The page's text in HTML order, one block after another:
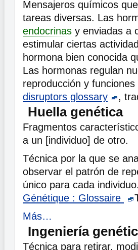
Mensajeros químicos
tareas diversas. Las
endocrinas y enviadas a
estimular ciertas
hormona bien conocida
Las hormonas regulan
reproducción y
disruptors glossary
,
Huella genética
Fragmentos
a un [individuo] de otro.
Técnica por la que se
observar el patrón de
único para cada
Génétique : Glossaire
Más…
Ingeniería
Técnica para retirar,